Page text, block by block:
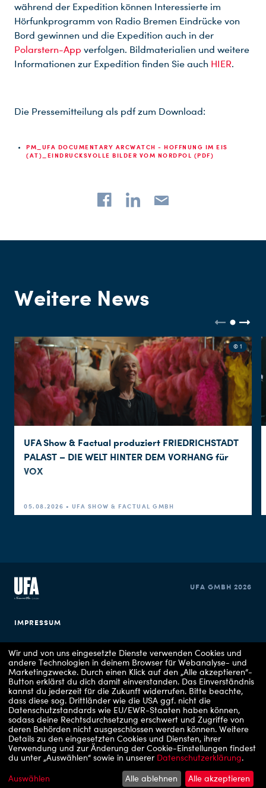
während der Expedition können Interessierte im
Hörfunkprogramm von Radio Bremen Eindrücke von
Bord gewinnen und die Expedition auch in der
Polarstern-App verfolgen. Bildmaterialien und weitere
Informationen zur Expedition finden Sie auch HIER.
Die Pressemitteilung als pdf zum Download:
PM_UFA DOCUMENTARY ARCWATCH - HOFFNUNG IM EIS
(AT)_EINDRUCKSVOLLE BILDER VOM NORDPOL (PDF)
Weitere News
© 1
UFA Show & Factual produziert FRIEDRICHSTADT
PALAST – DIE WELT HINTER DEM VORHANG für
VOX
05.08.2026 • UFA SHOW & FACTUAL GMBH
IMPRESSUM
COOKIE EINSTELLUNGEN
UFA GMBH 2026
Copyrights: 1 - VOX / UFA Show & Factual, 2 - RTL/ Julia Feldhagen, 3 - ZDF/Sascha
Apple TV, 7 - RTLZWEI, 8 - RTL
Wir und von uns eingesetzte Dienste verwenden Cookies und
andere Technologien in deinem Browser für Webanalyse- und
Marketingzwecke. Durch einen Klick auf den „Alle akzeptieren“-
Button erklärst du dich damit einverstanden. Das Einverständnis
kannst du jederzeit für die Zukunft widerrufen. Bitte beachte,
dass diese sog. Drittländer wie die USA ggf. nicht die
Datenschutzstandards wie EU/EWR-Staaten haben können,
sodass deine Rechtsdurchsetzung erschwert und Zugriffe von
deren Behörden nicht ausgeschlossen werden können. Weitere
Details zu den eingesetzten Cookies und Diensten, ihrer
Verwendung und zur Änderung der Cookie-Einstellungen findest
du unter „Auswählen“ sowie in unserer Datenschutzerklärung.
Auswählen Alle ablehnen Alle akzeptieren